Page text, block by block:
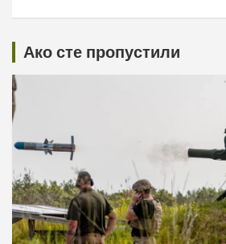
Ако сте пропустили